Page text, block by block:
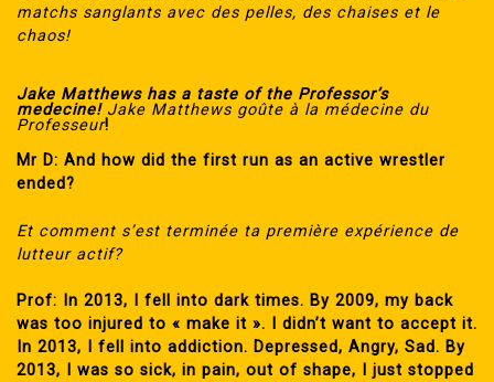
matchs sanglants avec des pelles, des chaises et le
chaos!
Jake Matthews has a taste of the Professor’s
medecine! Jake Matthews goûte à la médecine du
Professeur!
Mr D: And how did the first run as an active wrestler
ended?
Et comment s’est terminée ta première expérience de
lutteur actif?
Prof: In 2013, I fell into dark times. By 2009, my back
was too injured to « make it ». I didn’t want to accept it.
In 2013, I fell into addiction. Depressed, Angry, Sad. By
2013, I was so sick, in pain, out of shape, I just stopped